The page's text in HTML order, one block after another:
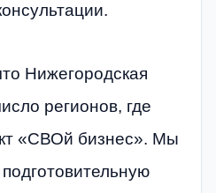
Нижегородская
регионов, где
«СВОй бизнес». Мы